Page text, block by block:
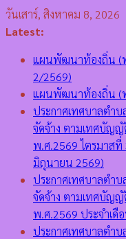
Skip
to
วันเสาร์, สิงหาคม 8, 2026
Latest:
แผนพัฒนาท้องถิ่น (พ
2/2569)
แผนพัฒนาท้องถิ่น (พ
ประกาศเทศบาลตำบ
จัดจ้าง ตามเทศบัญ
พ.ศ.2569 ไตรมาสที่
มิถุนายน 2569)
ประกาศเทศบาลตำบ
จัดจ้าง ตามเทศบัญ
พ.ศ.2569 ประจำเ
ประกาศเทศบาลตำบ